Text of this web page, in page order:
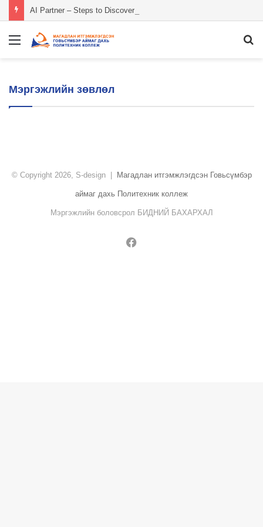
AI Partner – Steps to Discover Your AI Girlfriend or Boyfriend
Menu
Мэргэжлийн зөвлөл
© Copyright 2026, S-design | Магадлан итгэмжлэгдсэн Говьсүмбэр
аймаг дахь Политехник коллеж
Мэргэжлийн боловсрол БИДНИЙ БАХАРХАЛ